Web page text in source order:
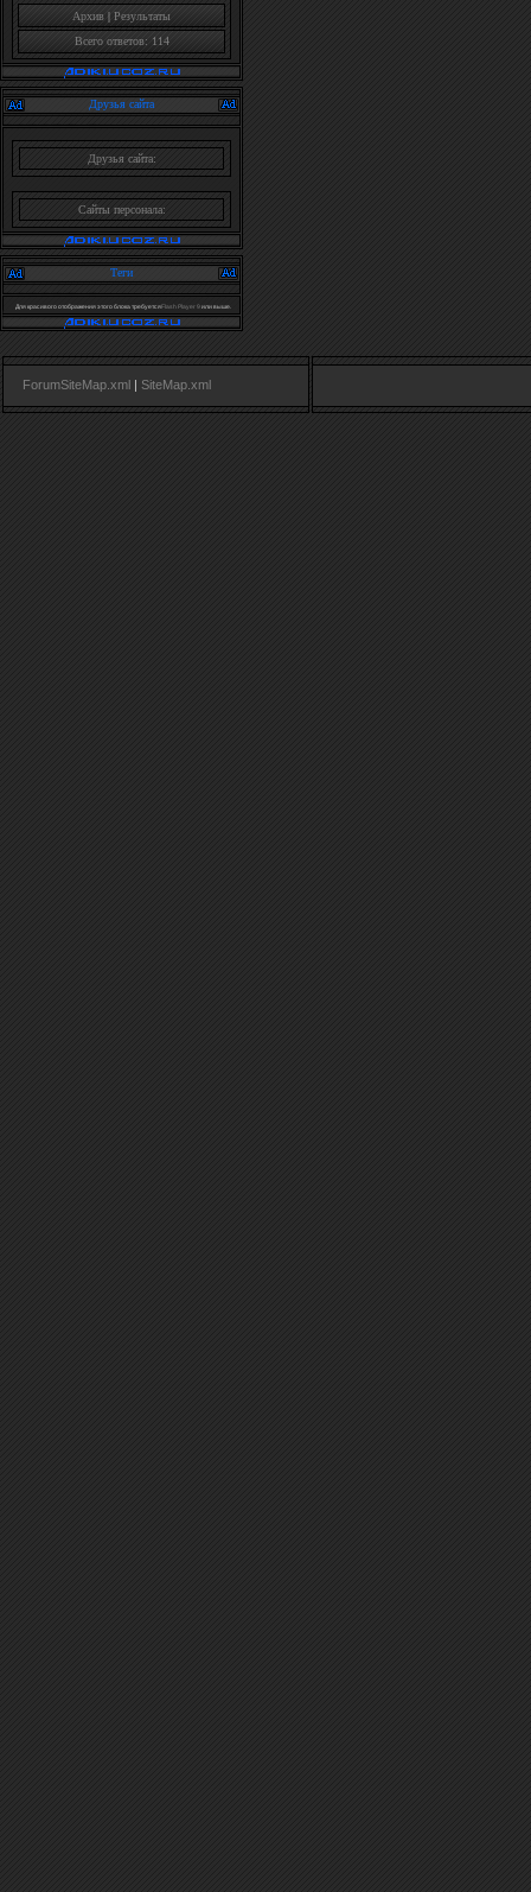
Архив | Результаты
Всего ответов: 114
Друзья сайта
Друзья сайта:
Сайты персонала:
Теги
Для красивого отображения этого блока требуетсяFlash Player 9или выше.
ForumSiteMap.xml | SiteMap.xml